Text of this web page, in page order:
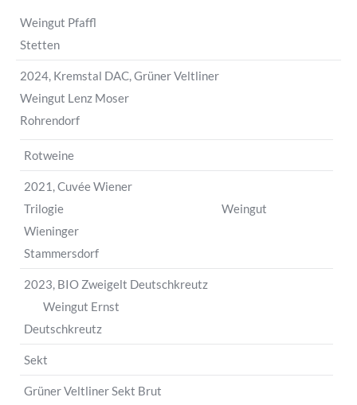
Weingut Pfaffl
Stetten
2024, Kremstal DAC, Grüner Veltliner
Weingut Lenz Moser
Rohrendorf
Rotweine
2021, Cuvée Wiener
Trilogie Weingut
Wieninger
Stammersdorf
2023, BIO Zweigelt Deutschkreutz
Weingut Ernst
Deutschkreutz
Sekt
Grüner Veltliner Sekt Brut